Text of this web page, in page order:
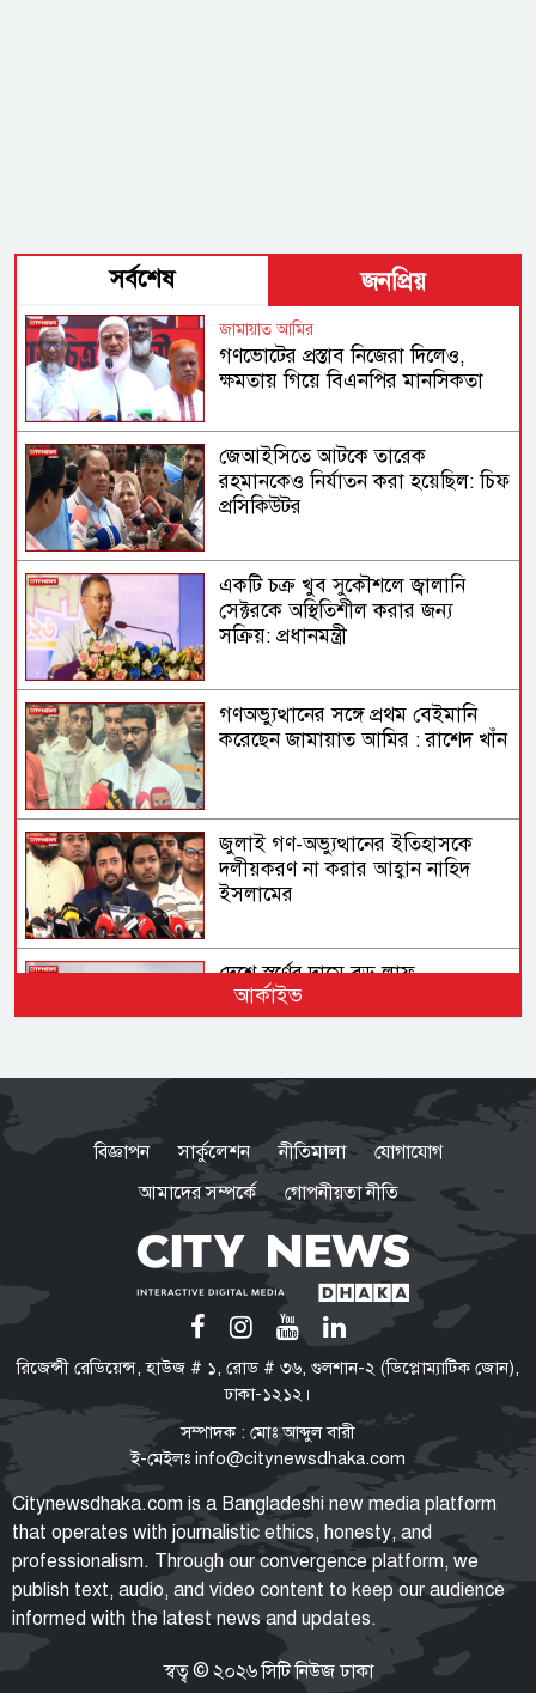
সর্বশেষ জনপ্রিয়
জামায়াত আমির
গণভোটের প্রস্তাব নিজেরা দিলেও,
ক্ষমতায় গিয়ে বিএনপির মানসিকতা
জেআইসিতে আটকে তারেক
রহমানকেও নির্যাতন করা হয়েছিল: চিফ
প্রসিকিউটর
একটি চক্র খুব সুকৌশলে জ্বালানি
সেক্টরকে অস্থিতিশীল করার জন্য
সক্রিয়: প্রধানমন্ত্রী
গণঅভ্যুত্থানের সঙ্গে প্রথম বেইমানি
করেছেন জামায়াত আমির : রাশেদ খাঁন
জুলাই গণ-অভ্যুত্থানের ইতিহাসকে
দলীয়করণ না করার আহ্বান নাহিদ
ইসলামের
দেশে স্বর্ণের দামে বড় লাফ
ভারতে যেভাবে দিন কাটাচ্ছেন পলাতক
আ.লীগ নেতারা
ড্যাবের প্রতিষ্ঠাবার্ষিকীতে প্রধানমন্ত্রী
তারেক রহমান
মুক্তিযুদ্ধ ছিলো জনতার, কোনো
রাজনৈতিক দলের নয়: ভারপ্রাপ্ত
রাষ্ট্রপতি
শেখ হাসিনা ডিসেম্বরে আসুক, আমিও
আর্কাইভ
বিজ্ঞাপন সার্কুলেশন নীতিমালা
যোগাযোগ
আমাদের সম্পর্কে
গোপনীয়তা নীতি
রিজেন্সী রেডিয়েন্স, হাউজ # ১, রোড # ৩৬, গুলশান-২ (ডিপ্লোম্যাটিক জোন),
ঢাকা-১২১২।
সম্পাদক : মোঃ আব্দুল বারী
ই-মেইলঃ info@citynewsdhaka.com
Citynewsdhaka.com is a Bangladeshi new media platform
that operates with journalistic ethics, honesty, and
professionalism. Through our convergence platform, we
publish text, audio, and video content to keep our audience
informed with the latest news and updates.
স্বত্ব © ২০২৬ সিটি নিউজ ঢাকা